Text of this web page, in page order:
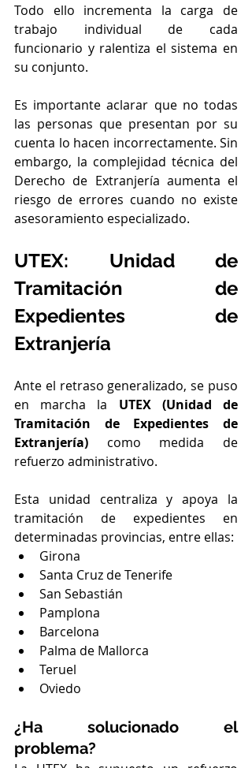
Todo ello incrementa la carga de
trabajo individual de cada
funcionario y ralentiza el sistema en
su conjunto.
Es importante aclarar que no todas
las personas que presentan por su
cuenta lo hacen incorrectamente. Sin
embargo, la complejidad técnica del
Derecho de Extranjería aumenta el
riesgo de errores cuando no existe
asesoramiento especializado.
UTEX: Unidad de
Tramitación de
Expedientes de
Extranjería
Ante el retraso generalizado, se puso
en marcha la UTEX (Unidad de
Tramitación de Expedientes de
Extranjería) como medida de
refuerzo administrativo.
Esta unidad centraliza y apoya la
tramitación de expedientes en
determinadas provincias, entre ellas:
Girona
Santa Cruz de Tenerife
San Sebastián
Pamplona
Barcelona
Palma de Mallorca
Teruel
Oviedo
¿Ha solucionado el
problema?